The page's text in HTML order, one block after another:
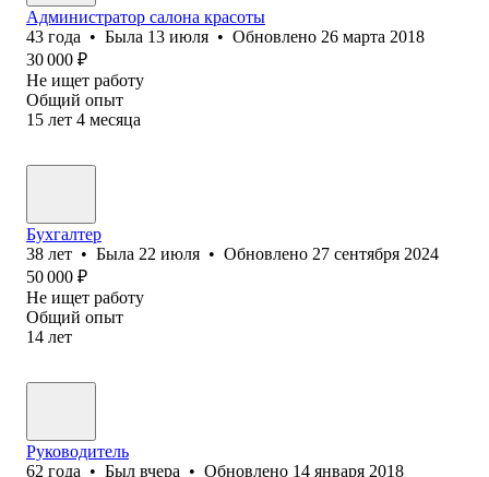
Администратор салона красоты
43 года • Была 13 июля • Обновлено 26 марта 2018
30 000 ₽
Не ищет работу
Общий опыт
15 лет 4 месяца
Бухгалтер
38 лет • Была 22 июля • Обновлено 27 сентября 2024
50 000 ₽
Не ищет работу
Общий опыт
14 лет
Руководитель
62 года • Был вчера • Обновлено 14 января 2018